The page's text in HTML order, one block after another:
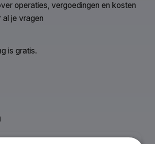
operaties, vergoedingen en kosten
al je vragen
is gratis.